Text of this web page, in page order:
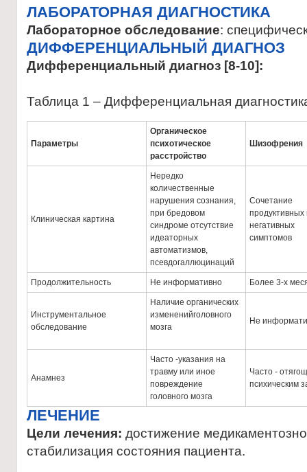
ЛАБОРАТОРНАЯ ДИАГНОСТИКА
Лабораторное обследование:
ДИФФЕРЕНЦИАЛЬНЫЙ ДИАГНОЗ
Дифференциальный диагноз [8-10]:
Таблица 1 – Дифференциальная
Параметры
Органическое
психотическое
расстройство
Шизофрения
Клиническая картина
Нередко
количественные
нарушения сознания,
при бредовом
синдроме отсутствие
идеаторных
автоматизмов,
псевдогаллюцинаций
Сочетание
продуктивных
негативных
симптомов
Продолжительность Не информативно Более 3-х
Инструментальное
обследование
Наличие органических
измененийголовного
мозга
Не
Анамнез
Часто -указания на
травму или иное
повреждение
головного мозга
Часто -
психическим
ЛЕЧЕНИЕ
Цели лечения: достижение
стабилизация состояния пациента.